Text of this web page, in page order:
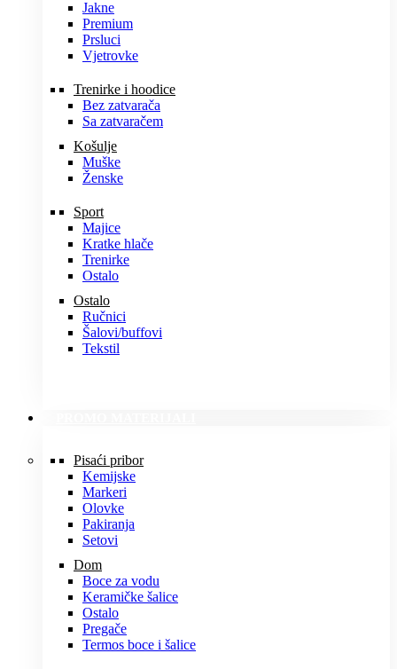
Jakne
Premium
Prsluci
Vjetrovke
Trenirke i hoodice
Bez zatvarača
Sa zatvaračem
Košulje
Muške
Ženske
Sport
Majice
Kratke hlače
Trenirke
Ostalo
Ostalo
Ručnici
Šalovi/buffovi
Tekstil
Pisaći pribor
Kemijske
Markeri
Olovke
Pakiranja
Setovi
Dom
Boce za vodu
Keramičke šalice
Ostalo
Pregače
Termos boce i šalice